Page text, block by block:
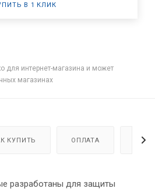
В 1 КЛИК
для интернет-магазина и может
магазинах
КУПИТЬ ОПЛАТА
разработаны для защиты